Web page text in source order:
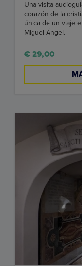
Una visita
corazón de la
única de un viaje
Miguel Ángel.
€ 29,00